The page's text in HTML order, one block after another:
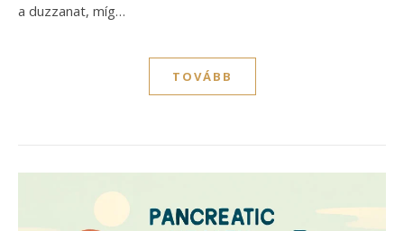
a duzzanat, míg…
TOVÁBB